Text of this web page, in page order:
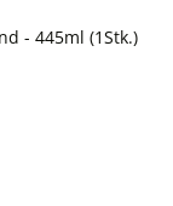
- 445ml (1Stk.)